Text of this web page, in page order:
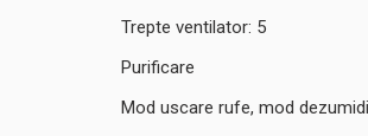
Trepte ventilator: 5
Purificare
Mod uscare rufe, mod